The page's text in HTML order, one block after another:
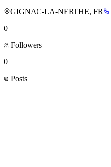
GIGNAC-LA-NERTHE, FR
0
Followers
0
Posts